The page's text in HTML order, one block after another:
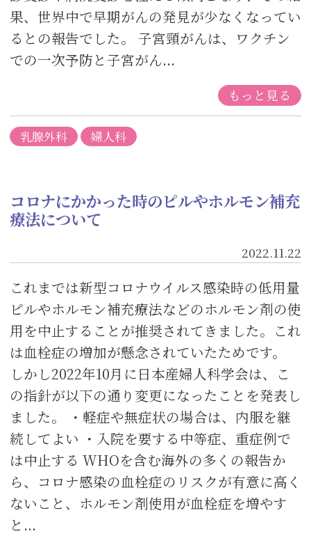
果、世界中で早期がんの発見が少なくなってい
るとの報告でした。 子宮頸がんは、ワクチン
での一次予防と子宮がん...
もっと見る
乳腺外科 婦人科
コロナにかかった時のピルやホルモン補充
療法について
2022.11.22
これまでは新型コロナウイルス感染時の低用量
ピルやホルモン補充療法などのホルモン剤の使
用を中止することが推奨されてきました。これ
は血栓症の増加が懸念されていたためです。
しかし2022年10月に日本産婦人科学会は、こ
の指針が以下の通り変更になったことを発表し
ました。 ・軽症や無症状の場合は、内服を継
続してよい ・入院を要する中等症、重症例で
は中止する WHOを含む海外の多くの報告か
ら、コロナ感染の血栓症のリスクが有意に高く
ないこと、ホルモン剤使用が血栓症を増やす
と...